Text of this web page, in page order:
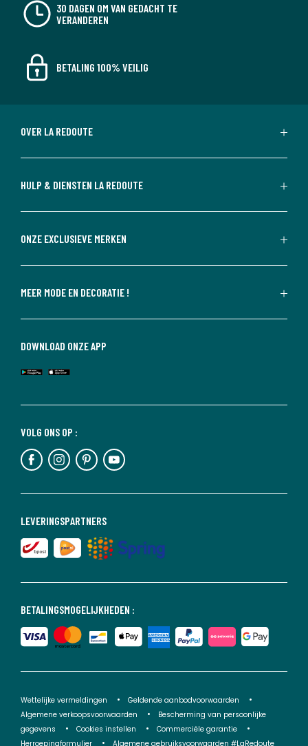
30 DAGEN OM VAN GEDACHT TE
VERANDEREN
BETALING 100% VEILIG
OVER LA REDOUTE
HULP & DIENSTEN LA REDOUTE
ONZE EXCLUSIEVE MERKEN
MEER MODE EN DECORATIE !
BETALINGSMOGELIJKHEDEN :
LEVERINGSPARTNERS
VOLG ONS OP :
DOWNLOAD ONZE APP
Wettelijke vermeldingen
Geldende aanbodvoorwaarden
Algemene verkoopsvoorwaarden
Bescherming van persoonlijke
gegevens
Cookies instellen
Commerciële garantie
Herroepingformulier
Algemene gebruiksvoorwaarden #LaRedoute